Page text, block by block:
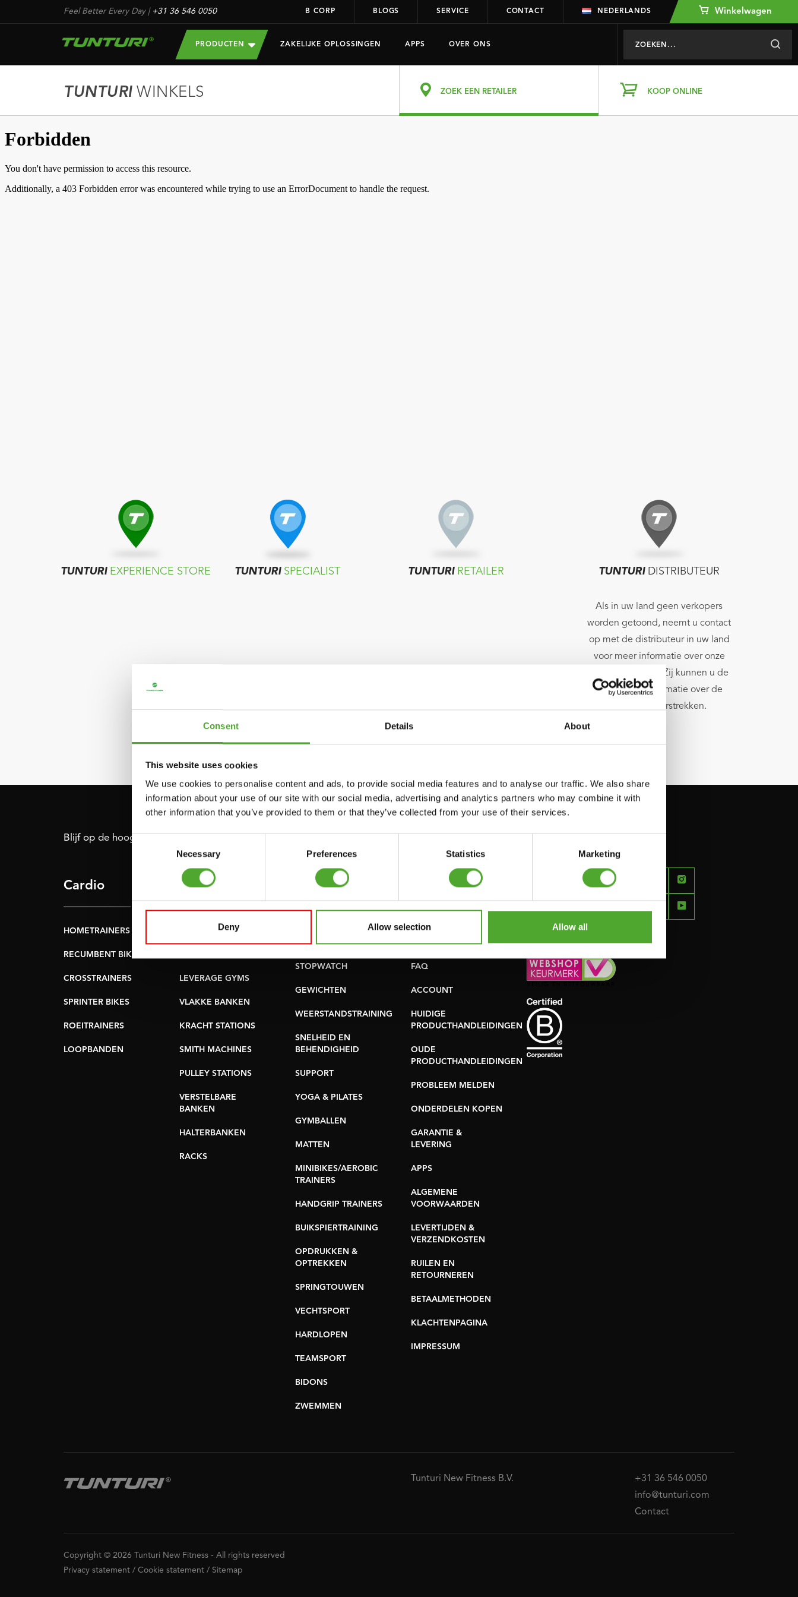
Consent Details About
This website uses cookies
We use cookies to personalise content and ads, to provide social media features and to analyse our traffic. We also share
information about your use of our site with our social media, advertising and analytics partners who may combine it with
other information that you’ve provided to them or that they’ve collected from your use of their services.
Consent
Necessary Preferences Statistics Marketing
Deny Allow selection Allow all
Feel Better Every Day| +31 36 546 0050 B CORP BLOGS SERVICE CONTACT NEDERLANDS Winkelwagen
PRODUCTEN ZAKELIJKE OPLOSSINGEN APPS OVER ONS
TUNTURIWINKELS ZOEK EEN RETAILER KOOP ONLINE
TUNTURI EXPERIENCE STORE TUNTURISPECIALIST TUNTURIRETAILER TUNTURI DISTRIBUTEUR
Als in uw land geen verkopers
worden getoond, neemt u contact
op met de distributeur in uw land
voor meer informatie over onze
lokale verkopers. Zij kunnen u de
benodigde informatie over de
verkopers verstrekken.
Blijf op de hoogte: schrijf je in voor onze nieuwsbrief!
Cardio
HOMETRAINERS
RECUMBENT BIKES
CROSSTRAINERS
SPRINTER BIKES
ROEITRAINERS
LOOPBANDEN
Kracht
POWER TOWERS
LEVERAGE GYMS
VLAKKE BANKEN
KRACHT STATIONS
SMITH MACHINES
PULLEY STATIONS
VERSTELBARE
BANKEN
HALTERBANKEN
RACKS
Accessoires
TRAINING
STOPWATCH
GEWICHTEN
WEERSTANDSTRAINING
SNELHEID EN
BEHENDIGHEID
SUPPORT
YOGA & PILATES
GYMBALLEN
MATTEN
MINIBIKES/AEROBIC
TRAINERS
HANDGRIP TRAINERS
BUIKSPIERTRAINING
OPDRUKKEN &
OPTREKKEN
SPRINGTOUWEN
VECHTSPORT
HARDLOPEN
TEAMSPORT
BIDONS
ZWEMMEN
Service
BESTELLING
HERROEPEN
FAQ
ACCOUNT
HUIDIGE
PRODUCTHANDLEIDINGEN
OUDE
PRODUCTHANDLEIDINGEN
PROBLEEM MELDEN
ONDERDELEN KOPEN
GARANTIE &
LEVERING
APPS
ALGEMENE
VOORWAARDEN
LEVERTIJDEN &
VERZENDKOSTEN
RUILEN EN
RETOURNEREN
BETAALMETHODEN
KLACHTENPAGINA
IMPRESSUM
BETTER
EVERY
DAY
Tunturi New Fitness B.V.
+31 36 546 0050
info@tunturi.com
Contact
Copyright © 2026 Tunturi New Fitness - All rights reserved
Privacy statement / Cookie statement / Sitemap